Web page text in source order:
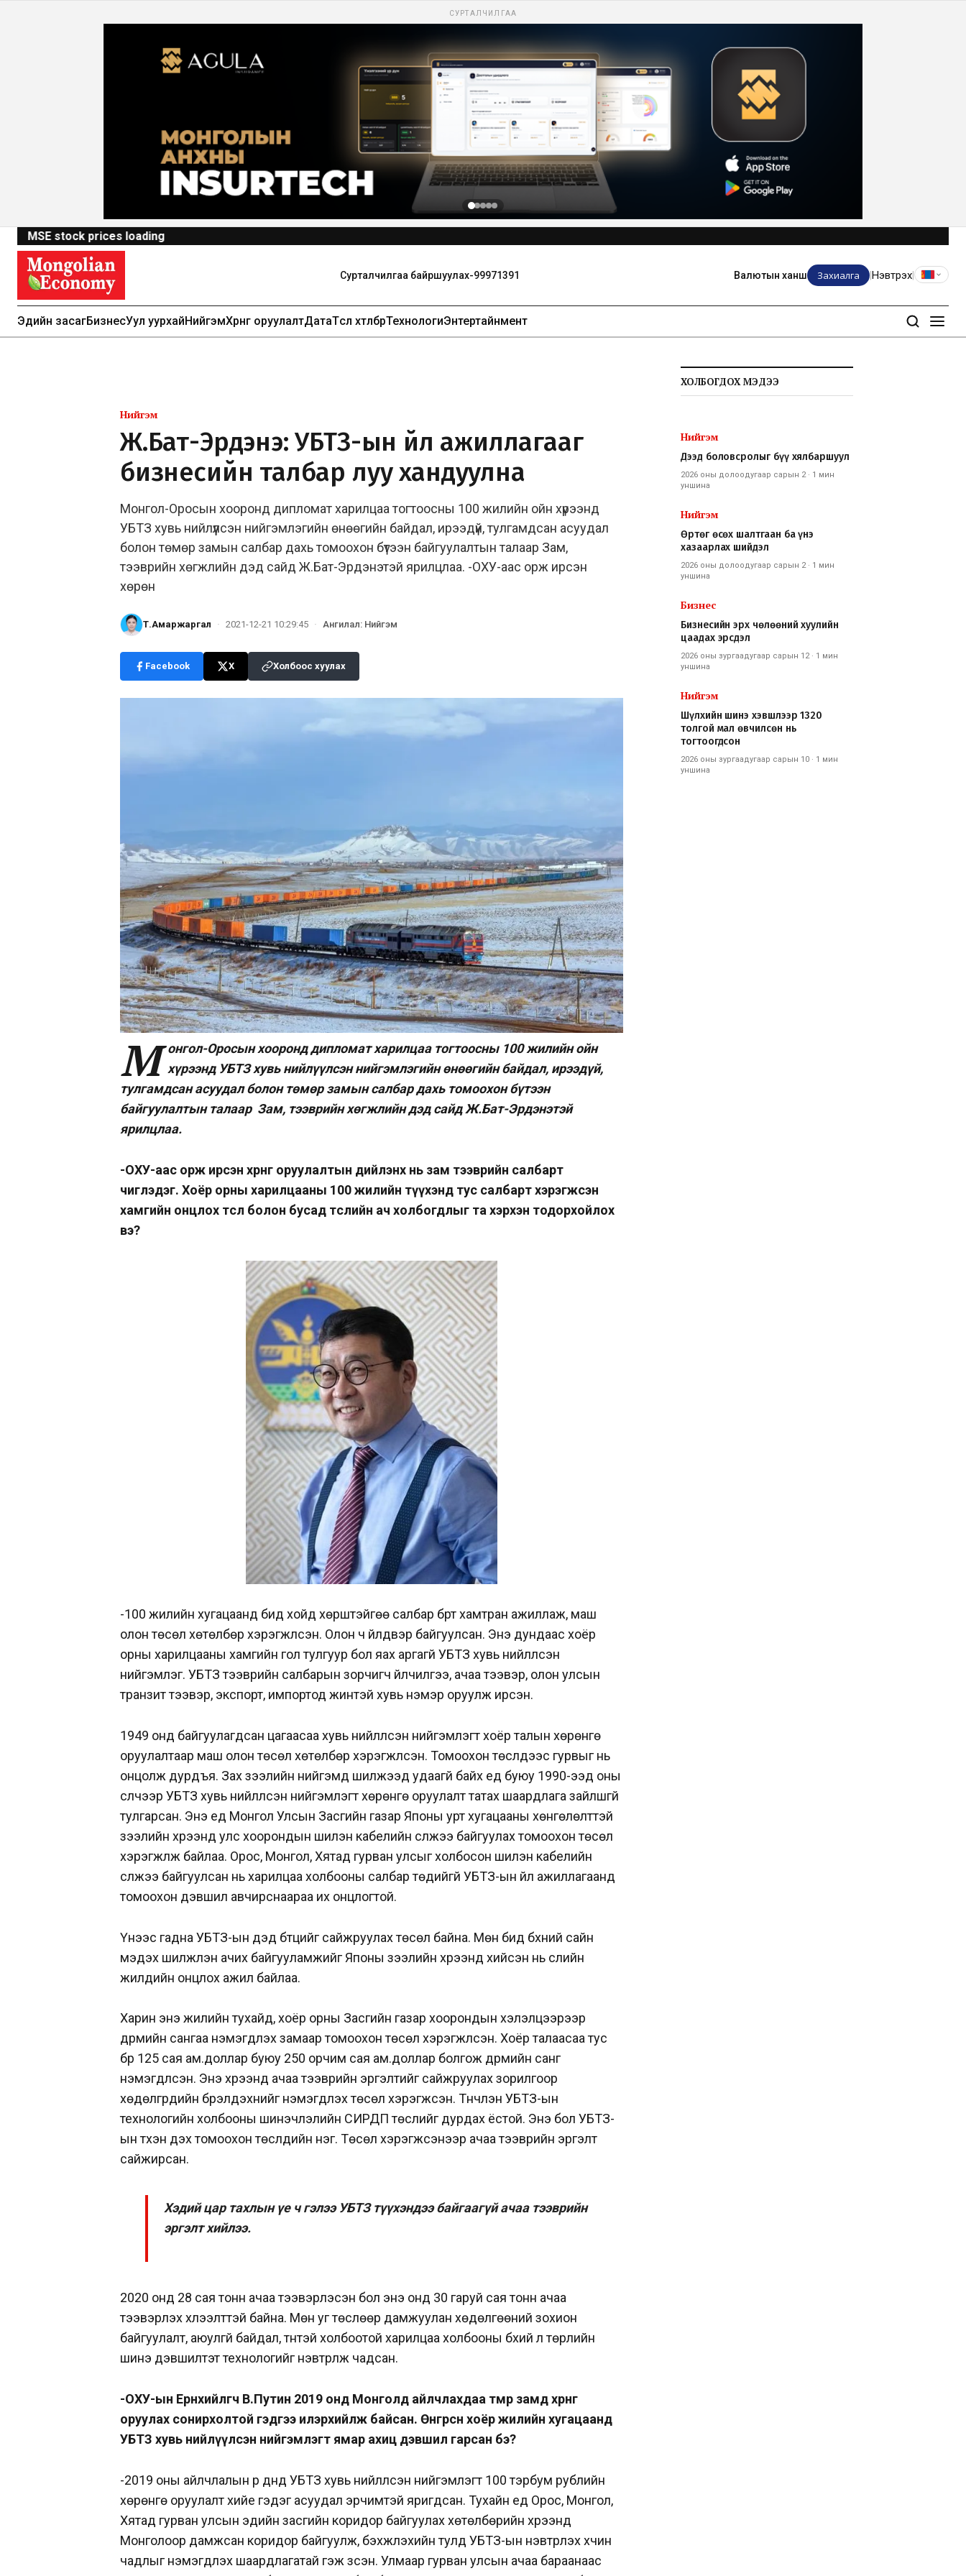
СУРТАЛЧИЛГАА
MSE stock prices loading
Сурталчилгаа байршуулах-99971391 Валютын ханш Захиалга Нэвтрэх
Эдийн засагБизнесУул уурхайНийгэмХөрөнгө оруулалтДатаТөсөл хөтөлбөрТехнологиЭнтертайнмент
Нийгэм
Ж.Бат-Эрдэнэ: УБТЗ-ын үйл ажиллагааг
бизнесийн талбар луу хандуулна
Монгол-Оросын хооронд дипломат харилцаа тогтоосны 100 жилийн ойн хүрээнд
УБТЗ хувь нийлүүлсэн нийгэмлэгийн өнөөгийн байдал, ирээдүй, тулгамдсан асуудал
болон төмөр замын салбар дахь томоохон бүтээн байгуулалтын талаар Зам,
тээврийн хөгжлийн дэд сайд Ж.Бат-Эрдэнэтэй ярилцлаа. -ОХУ-аас орж ирсэн
хөрөн
Т.Амаржаргал · 2021-12-21 10:29:45 · Ангилал: Нийгэм
Facebook X Холбоос хуулах
М онгол-Оросын хооронд дипломат харилцаа тогтоосны 100 жилийн ойн
хүрээнд УБТЗ хувь нийлүүлсэн нийгэмлэгийн өнөөгийн байдал, ирээдүй,
тулгамдсан асуудал болон төмөр замын салбар дахь томоохон бүтээн
байгуулалтын талаар Зам, тээврийн хөгжлийн дэд сайд Ж.Бат-Эрдэнэтэй
ярилцлаа.
-ОХУ-аас орж ирсэн хөрөнгө оруулалтын дийлэнх нь зам тээврийн салбарт
чиглэдэг. Хоёр орны харилцааны 100 жилийн түүхэнд тус салбарт хэрэгжсэн
хамгийн онцлох төсөл болон бусад төслийн ач холбогдлыг та хэрхэн тодорхойлох
вэ?
-100 жилийн хугацаанд бид хойд хөрштэйгөө салбар бүрт хамтран ажиллаж, маш
олон төсөл хөтөлбөр хэрэгжүүлсэн. Олон ч үйлдвэр байгуулсан. Энэ дундаас хоёр
орны харилцааны хамгийн гол тулгуур бол яах аргагүй УБТЗ хувь нийлүүлсэн
нийгэмлэг. УБТЗ тээврийн салбарын зорчигч үйлчилгээ, ачаа тээвэр, олон улсын
транзит тээвэр, экспорт, импортод жинтэй хувь нэмэр оруулж ирсэн.
1949 онд байгуулагдсан цагаасаа хувь нийлүүлсэн нийгэмлэгт хоёр талын хөрөнгө
оруулалтаар маш олон төсөл хөтөлбөр хэрэгжүүлсэн. Томоохон төслүүдээс гурвыг нь
онцолж дурдъя. Зах зээлийн нийгэмд шилжээд удаагүй байх үед буюу 1990-ээд оны
сүүлчээр УБТЗ хувь нийлүүлсэн нийгэмлэгт хөрөнгө оруулалт татах шаардлага зайлшгүй
тулгарсан. Энэ үед Монгол Улсын Засгийн газар Японы урт хугацааны хөнгөлөлттэй
зээлийн хүрээнд улс хоорондын шилэн кабелийн сүлжээ байгуулах томоохон төсөл
хэрэгжүүлж байлаа. Орос, Монгол, Хятад гурван улсыг холбосон шилэн кабелийн
сүлжээ байгуулсан нь харилцаа холбооны салбар төдийгүй УБТЗ-ын үйл ажиллагаанд
томоохон дэвшил авчирснаараа их онцлогтой.
Үүнээс гадна УБТЗ-ын дэд бүтцийг сайжруулах төсөл байна. Мөн бид бүхний сайн
мэдэх шилжүүлэн ачих байгууламжийг Японы зээлийн хүрээнд хийсэн нь сүүлийн
жилүүдийн онцлох ажил байлаа.
Харин энэ жилийн тухайд, хоёр орны Засгийн газар хоорондын хэлэлцээрээр
дүрмийн сангаа нэмэгдүүлэх замаар томоохон төсөл хэрэгжүүлсэн. Хоёр талаасаа тус
бүр 125 сая ам.доллар буюу 250 орчим сая ам.доллар болгож дүрмийн санг
нэмэгдүүлсэн. Энэ хүрээнд ачаа тээврийн эргэлтийг сайжруулах зорилгоор
хөдөлгүүрүүдийн бүрэлдэхүүнийг нэмэгдүүлэх төсөл хэрэгжсэн. Түүнчлэн УБТЗ-ын
технологийн холбооны шинэчлэлийн СИРДП төслийг дурдах ёстой. Энэ бол УБТЗ-
ын түүхэн дэх томоохон төслүүдийн нэг. Төсөл хэрэгжсэнээр ачаа тээврийн эргэлт
сайжирсан.
Хэдий цар тахлын үе ч гэлээ УБТЗ түүхэндээ байгаагүй ачаа тээврийн
эргэлт хийлээ.
2020 онд 28 сая тонн ачаа тээвэрлэсэн бол энэ онд 30 гаруй сая тонн ачаа
тээвэрлэх хүлээлттэй байна. Мөн уг төслөөр дамжуулан хөдөлгөөний зохион
байгуулалт, аюулгүй байдал, түүнтэй холбоотой харилцаа холбооны бүхий л төрлийн
шинэ дэвшилтэт технологийг нэвтрүүлж чадсан.
-ОХУ-ын Ерөнхийлөгч В.Путин 2019 онд Монголд айлчлахдаа төмөр замд хөрөнгө
оруулах сонирхолтой гэдгээ илэрхийлж байсан. Өнгөрсөн хоёр жилийн хугацаанд
УБТЗ хувь нийлүүлсэн нийгэмлэгт ямар ахиц дэвшил гарсан бэ?
-2019 оны айлчлалын үр дүнд УБТЗ хувь нийлүүлсэн нийгэмлэгт 100 тэрбум рублийн
хөрөнгө оруулалт хийе гэдэг асуудал эрчимтэй яригдсан. Тухайн үед Орос, Монгол,
Хятад гурван улсын эдийн засгийн коридор байгуулах хөтөлбөрийн хүрээнд
Монголоор дамжсан коридор байгуулж, бэхжүүлэхийн тулд УБТЗ-ын нэвтрүүлэх хүчин
чадлыг нэмэгдүүлэх шаардлагатай гэж үзсэн. Улмаар гурван улсын ачаа бараанаас
ХОЛБОГДОХ МЭДЭЭ
Нийгэм
Дээд боловсролыг бүү хялбаршуул
2026 оны долоодугаар сарын 2· 1 мин
уншина
Нийгэм
Өртөг өсөх шалтгаан ба үнэ
хазаарлах шийдэл
2026 оны долоодугаар сарын 2· 1 мин
уншина
Бизнес
Бизнесийн эрх чөлөөний хуулийн
цаадах эрсдэл
2026 оны зургаадугаар сарын 12· 1 мин
уншина
Нийгэм
Шүлхийн шинэ хэвшлээр 1320
толгой мал өвчилсөн нь
тогтоогдсон
2026 оны зургаадугаар сарын 10 · 1 мин
уншина